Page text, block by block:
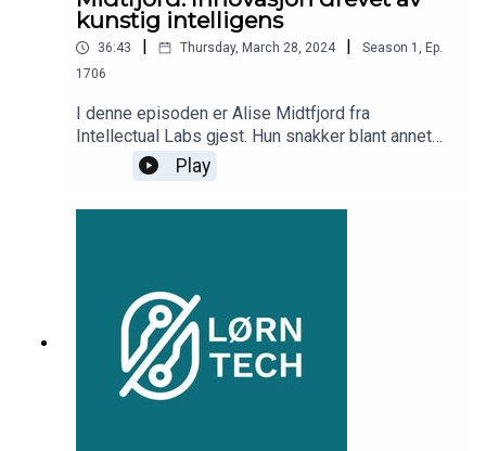
kunstig intelligens
36:43 | Thursday, March 28, 2024 | Season 1 , Ep.
1706
I denne episoden er Alise Midtfjord fra
Intellectual Labs gjest. Hun snakker blant annet
om hvordan de jobber med å bruke kunstig
intelligens i praksis, refleksjoner rundt
reguleringer og mer.
Play